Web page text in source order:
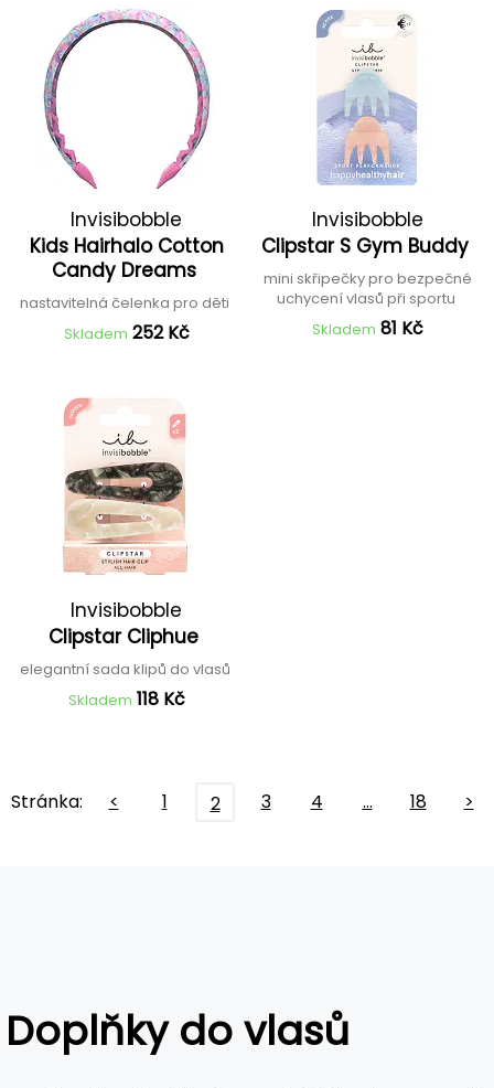
Invisibobble
Kids Hairhalo Cotton
Candy Dreams
nastavitelná čelenka pro děti
Skladem 252 Kč
Invisibobble
Clipstar S Gym Buddy
mini skřipečky pro bezpečné
uchycení vlasů při sportu
Skladem 81 Kč
Invisibobble
Clipstar Cliphue
elegantní sada klipů do vlasů
Skladem 118 Kč
Stránka: < 1 2 3 4 … 18 >
Doplňky do vlasů